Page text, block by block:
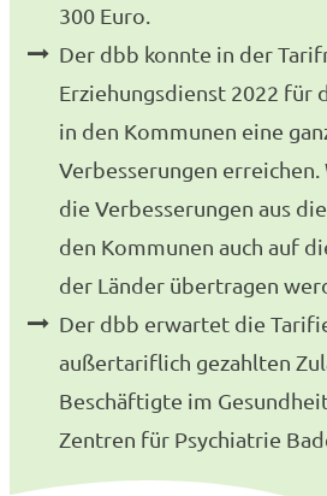
300 Euro.
Der dbb konnte in der
Erziehungsdienst 2022 für
in den Kommunen eine
Verbesserungen
die Verbesserungen aus
den Kommunen auch auf
der Länder übertragen
Der dbb erwartet die
außertariflich gezahlten
Beschäftigte im
Zentren für Psychiatrie